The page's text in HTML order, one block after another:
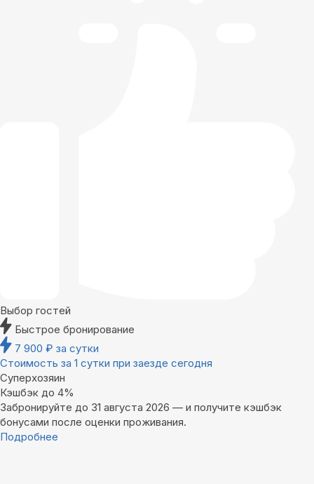
Выбор гостей
Быстрое бронирование
7 900 ₽ за сутки
Стоимость за 1 сутки при заезде сегодня
Суперхозяин
Кэшбэк до 4%
Забронируйте до 31 августа 2026 — и получите кэшбэк
бонусами после оценки проживания.
Подробнее